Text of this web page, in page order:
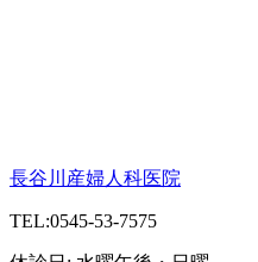
長谷川産婦人科医院
TEL:0545-53-7575